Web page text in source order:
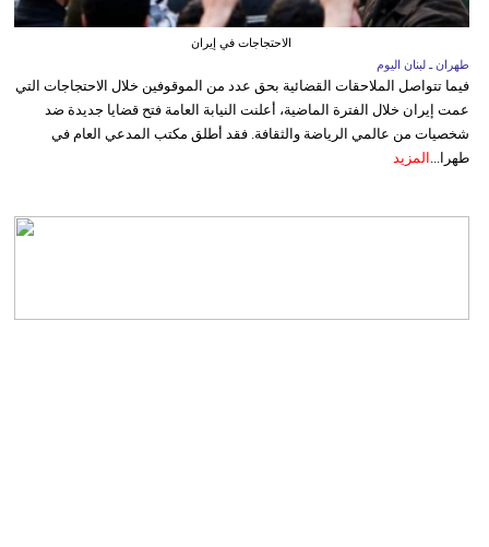
الاحتجاجات في إيران
طهران ـ لبنان اليوم
فيما تتواصل الملاحقات القضائية بحق عدد من الموقوفين خلال الاحتجاجات التي
عمت إيران خلال الفترة الماضية، أعلنت النيابة العامة فتح قضايا جديدة ضد
شخصيات من عالمي الرياضة والثقافة. فقد أطلق مكتب المدعي العام في
طهرا... المزيد